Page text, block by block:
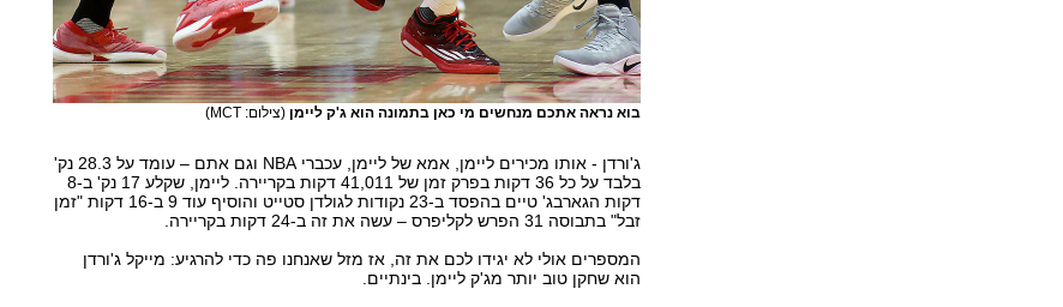
בוא נראה אתכם מנחשים מי כאן בתמונה הוא ג'ק ליימן (צילום: MCT)
ג'ורדן - אותו מכירים ליימן, אמא של ליימן, עכברי NBA וגם אתם – עומד על 28.3 נק'
בלבד על כל 36 דקות בפרק זמן של 41,011 דקות בקריירה. ליימן, שקלע 17 נק' ב-8
דקות הגארבג' טיים בהפסד ב-23 נקודות לגולדן סטייט והוסיף עוד 9 ב-16 דקות "זמן
זבל" בתבוסה 31 הפרש לקליפרס – עשה את זה ב-24 דקות בקריירה.
המספרים אולי לא יגידו לכם את זה, אז מזל שאנחנו פה כדי להרגיע: מייקל ג'ורדן
הוא שחקן טוב יותר מג'ק ליימן. בינתיים.